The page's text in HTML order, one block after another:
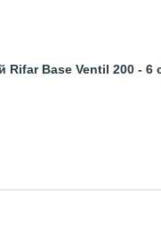
Base Ventil 200 -